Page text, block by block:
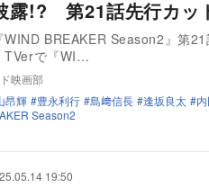
露!? 第21話先行カッ
WIND BREAKER Season2』第
TVerで『WI…
映画部
昂輝
豊永利行 島﨑信長 逢坂良太
Season2
19:50